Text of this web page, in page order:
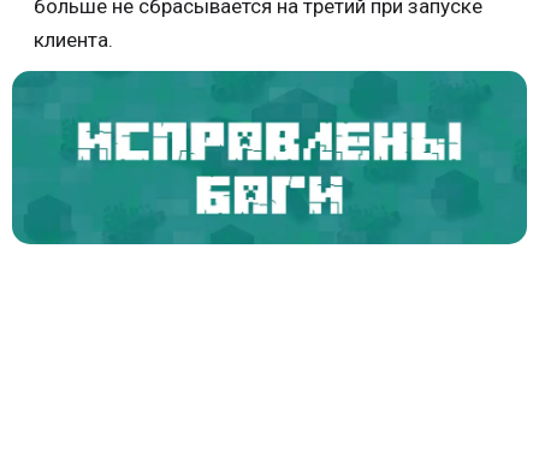
больше не сбрасывается на третий при запуске
клиента.